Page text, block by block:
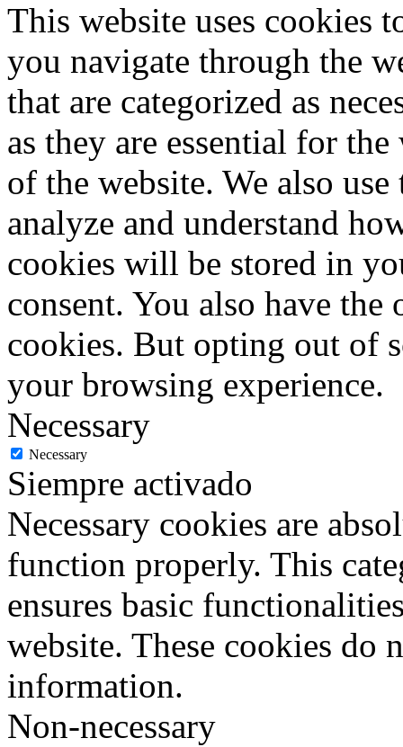
This website uses cookies
you navigate through the
that are categorized as
as they are essential for
of the website. We also
analyze and understand
cookies will be stored in
consent. You also have
cookies. But opting out of
your browsing experience.
Necessary
Necessary
Siempre activado
Necessary cookies are
function properly. This
ensures basic
website. These cookies do
information.
Non-necessary